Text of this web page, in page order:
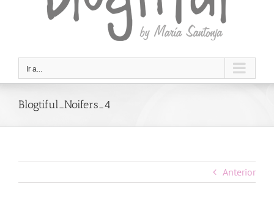
Ir a...
Blogtiful_Noifers_4
Anterior